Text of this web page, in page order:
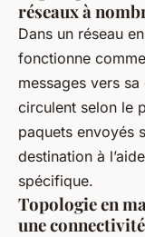
réseaux à
Dans un réseau
fonctionne
messages vers
circulent selon le
paquets envoyés
destination à
spécifique.
Topologie en
une